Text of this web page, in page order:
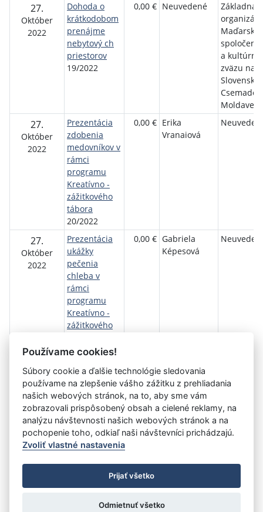
27.
Október
2022
Dohoda o
krátkodobom
prenájme
nebytový ch
priestorov
19/2022
0,00 € Neuvedené
Základná
a
zväzu na
Slovensku
Csemadok
Moldave
27.
Október
2022
Prezentácia
zdobenia
medovníkov v
rámci
programu
Kreatívno -
zážitkového
tábora
20/2022
0,00 € Erika
Vranaiová
27.
Október
2022
Prezentácia
ukážky
pečenia
chleba v
rámci
programu
Kreatívno -
zážitkového
21/2022
0,00 € Gabriela
Képesová
1Aktuálna
stránka
1
2 3 4 5 6 7 8 9 10
»
Úrad vlády SR
- Všetky práva vyhradené
Prehlásenie o prístupnosti
Zmluvy do 31.12.2010
Nastavenia cookies
Používame cookies!
Súbory cookie a ďalšie technológie sledovania
používame na zlepšenie vášho zážitku z prehliadania
našich webových stránok, na to, aby sme vám
zobrazovali prispôsobený obsah a cielené reklamy, na
analýzu návštevnosti našich webových stránok a na
pochopenie toho, odkiaľ naši návštevníci prichádzajú.
Zvoliť vlastné nastavenia
Prijať všetko
Odmietnuť všetko